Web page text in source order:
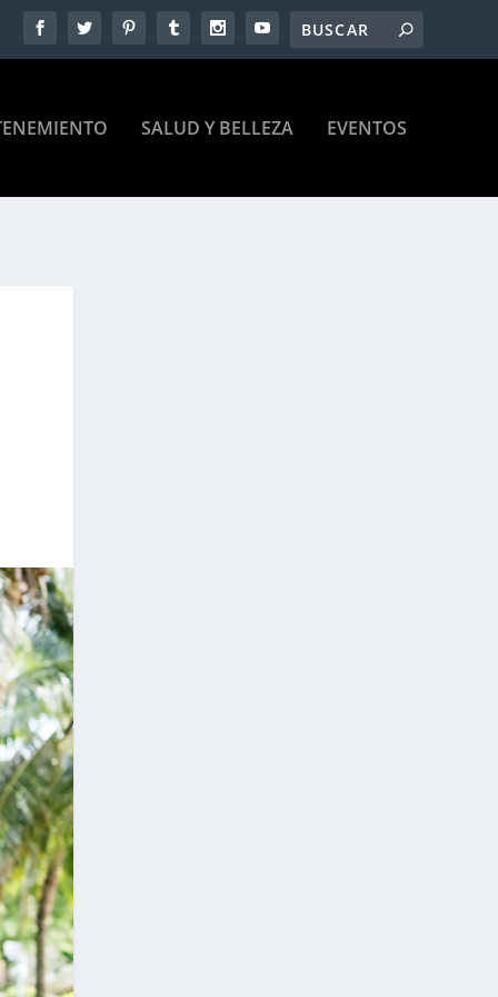
SALUD Y BELLEZA EVENTOS